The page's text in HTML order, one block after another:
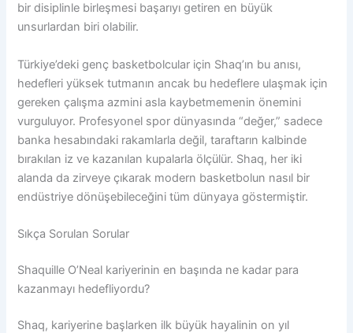
bir disiplinle birleşmesi başarıyı getiren en büyük
unsurlardan biri olabilir.
Türkiye’deki genç basketbolcular için Shaq’ın bu anısı,
hedefleri yüksek tutmanın ancak bu hedeflere ulaşmak için
gereken çalışma azmini asla kaybetmemenin önemini
vurguluyor. Profesyonel spor dünyasında “değer,” sadece
banka hesabındaki rakamlarla değil, taraftarın kalbinde
bırakılan iz ve kazanılan kupalarla ölçülür. Shaq, her iki
alanda da zirveye çıkarak modern basketbolun nasıl bir
endüstriye dönüşebileceğini tüm dünyaya göstermiştir.
Sıkça Sorulan Sorular
Shaquille O’Neal kariyerinin en başında ne kadar para
kazanmayı hedefliyordu?
Shaq, kariyerine başlarken ilk büyük hayalinin on yıl